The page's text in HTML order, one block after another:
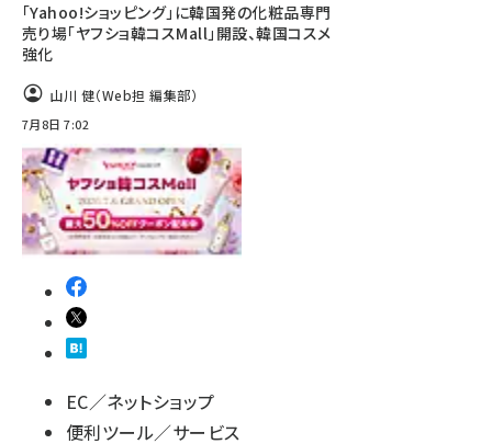
「Yahoo!ショッピング」に韓国発の化粧品専門
売り場「ヤフショ韓コスMall」開設、韓国コスメ
強化
山川 健（Web担 編集部）
7月8日 7:02
EC／ネットショップ
便利ツール／サービス